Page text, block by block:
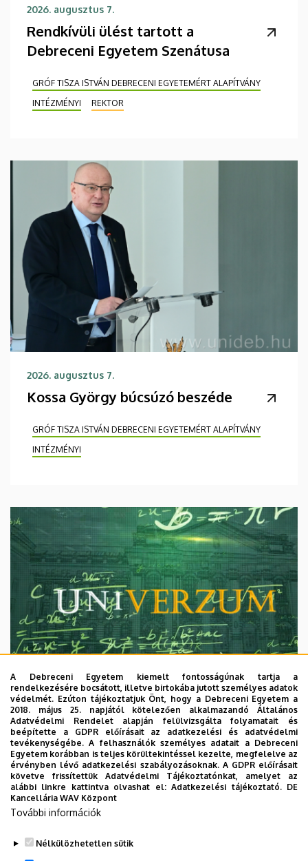
2026. augusztus 7.
Rendkívüli ülést tartott a
Debreceni Egyetem Szenátusa
GRÓF TISZA ISTVÁN DEBRECENI EGYETEMÉRT ALAPÍTVÁNY
INTÉZMÉNYI
REKTOR
2026. augusztus 7.
Kossa György búcsúzó beszéde
GRÓF TISZA ISTVÁN DEBRECENI EGYETEMÉRT ALAPÍTVÁNY
INTÉZMÉNYI
2026. augusztus 7.
Univerzum: A Debreceni Egyetem
titkos receptjei
KUTATÁS TUDOMÁNY
A Debreceni Egyetem kiemelt fontosságúnak tartja a
rendelkezésére bocsátott, illetve birtokába jutott személyes adatok
védelmét. Ezúton tájékoztatjuk Önt, hogy a Debreceni Egyetem a
2018. május 25. napjától kötelezően alkalmazandó Általános
Adatvédelmi Rendelet alapján felülvizsgálta folyamatait és
beépítette a GDPR előírásait az adatkezelési és adatvédelmi
tevékenységébe. A felhasználók személyes adatait a Debreceni
Egyetem korábban is teljes körültekintéssel kezelte, megfelelve az
érvényben lévő adatkezelési szabályozásoknak. A GDPR előírásait
követve frissítettük Adatvédelmi Tájékoztatónkat, amelyet az
alábbi linkre kattintva olvashat el:Adatkezelési tájékoztató. DE
Kancellária WAV Központ
További információk
Nélkülözhetetlen sütik